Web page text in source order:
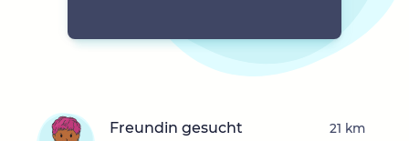
Freundin gesucht 21 km